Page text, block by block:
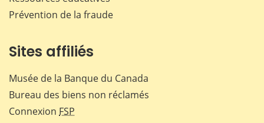
Prévention de la fraude
Sites affiliés
Musée de la Banque du Canada
Bureau des biens non réclamés
Connexion FSP